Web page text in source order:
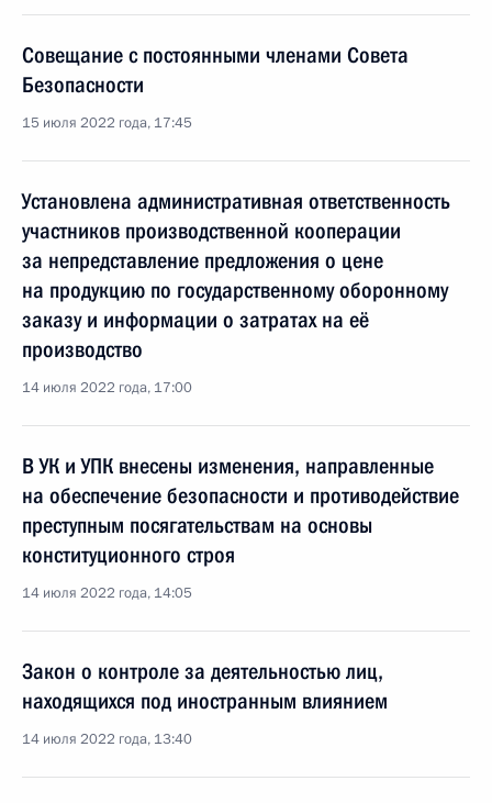
Совещание с постоянными членами Совета
Безопасности
15 июля 2022 года, 17:45
Установлена административная ответственность
участников производственной кооперации
за непредставление предложения о цене
на продукцию по государственному оборонному
заказу и информации о затратах на её
производство
14 июля 2022 года, 17:00
В УК и УПК внесены изменения, направленные
на обеспечение безопасности и противодействие
преступным посягательствам на основы
конституционного строя
14 июля 2022 года, 14:05
Закон о контроле за деятельностью лиц,
находящихся под иностранным влиянием
14 июля 2022 года, 13:40